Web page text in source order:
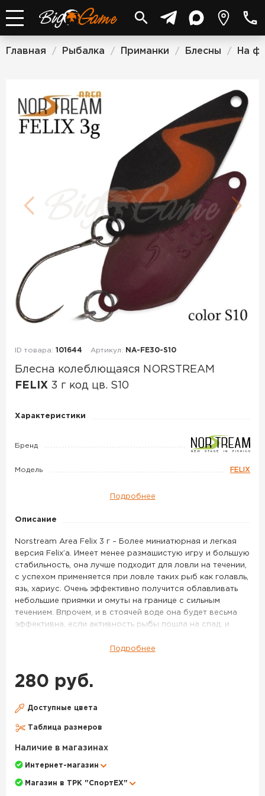
Главная / Рыбалка / Приманки / Блесны / На
ID товара: 101644 Артикул: NA-FE30-S10
Блесна колеблющаяся NORSTREAM
FELIX 3 г код цв. S10
Блесна
NORSTREAM
3
цв.
S10
Характеристики
Бренд
Модель FELIX
Подробнее
Описание
Norstream Area Felix 3 г – Более миниатюрная и легкая
версия Felix’a. Имеет менее размашистую игру и большую
стабильность, она лучше подходит для ловли на течении,
с успехом применяется при ловле таких рыб как голавль,
язь, хариус. Очень эффективно получится облавливать
небольшие приямки и омуты на границе с сильным
течением. Впрочем, и в стоячей воде она будет весьма
эффективна, если активность рыбы пошла на спад, и
Area, то есть были разработаны экспертами Norstream
для форелевой рыбалки. Блесны получили вытянутую
изгиб. Это обеспечивает дразнящую игру при неспешной
акваториях. Приманки подходят для проводок у самой
поверхности и в толще воды. Модель весом 4,3 гр
рыбе. Более легкие колебалки Norstream Area Felix
подойдут для облавливания ближних дистанций.
Подробнее
280 руб.
Доступные цвета
Таблица размеров
Наличие в магазинах
Интернет-магазин
Магазин в ТРК "СпортЕХ"